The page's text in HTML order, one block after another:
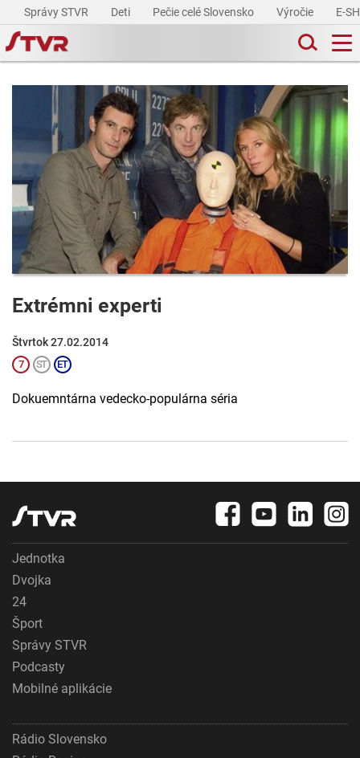
Správy STVR Deti Pečie celé Slovensko Výročie E-
Extrémni experti
Štvrtok 27.02.2014
Dokuemntárna vedecko-populárna séria
Jednotka
Dvojka
24
Šport
Správy STVR
Podcasty
Mobilné aplikácie
Rádio Slovensko